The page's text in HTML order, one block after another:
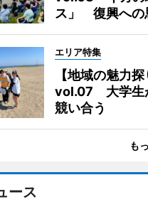
ス」 復興への
エリア特集
【地域の魅力
vol.07 大学生
競い合う
も
ース